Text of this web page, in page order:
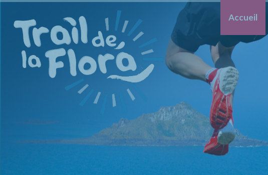
Accueil